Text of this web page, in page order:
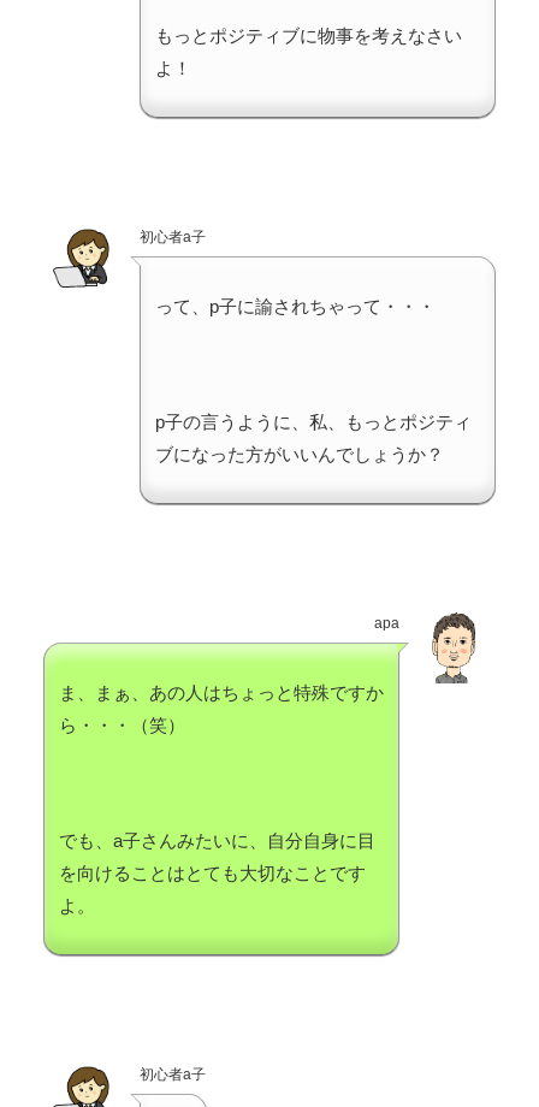
もっとポジティブに物事を考えなさい
よ！
初心者a子
って、p子に諭されちゃって・・・
p子の言うように、私、もっとポジティ
ブになった方がいいんでしょうか？
apa
ま、まぁ、あの人はちょっと特殊ですか
ら・・・（笑）
でも、a子さんみたいに、自分自身に目
を向けることはとても大切なことです
よ。
初心者a子